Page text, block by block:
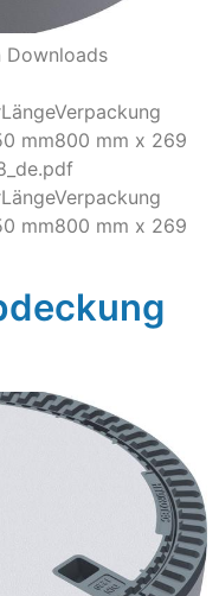
Downloads
mm800 mm x 269
mm800 mm x 269